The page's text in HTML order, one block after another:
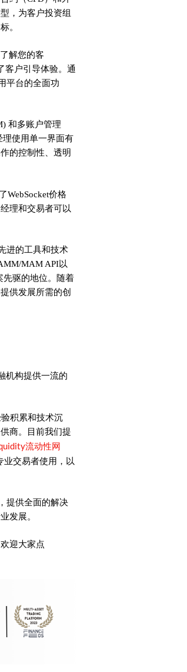
，为客户投资组
。
解您的客
客户引导体验。通
平台的全面功
和多账户管理
使用单一界面有
的控制性、透明
WebSocket价格
理和交易者可以
进的工具和技术
MAM API以
先驱的地位。随着
供发展所需的创
机构提供一流的
积累和技术沉
商。目前我们提
流动性网
业交易者使用，以
提供全面的解决
发展。
迎大家点